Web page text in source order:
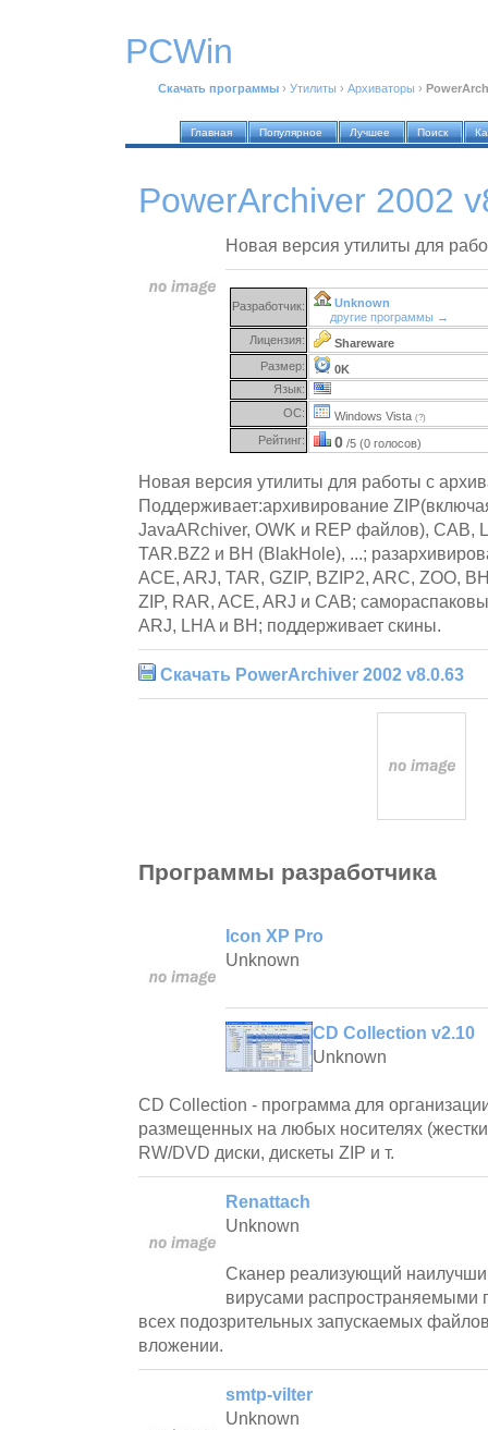
PCWin
Скачать программы › Утилиты › Архиваторы ›
Главная Популярное Лучшее Поиск
PowerArchiver 2002
Новая версия утилиты для
Разработчик:
Unknown
другие программы →
Лицензия:
Shareware
Размер:
0K
Язык:
ОС:
Windows Vista (?)
Рейтинг: 0 /5 (0 голосов)
Новая версия утилиты для работы с
Поддерживает:архивирование
JavaARchiver, OWK и REP файлов), CAB,
TAR.BZ2 и BH (BlakHole), ...;
ACE, ARJ, TAR, GZIP, BZIP2, ARC, ZOO,
ZIP, RAR, ACE, ARJ и CAB;
ARJ, LHA и BH; поддерживает скины.
Скачать PowerArchiver 2002 v8.0.63
Программы разработчика
Icon XP Pro
Unknown
CD Collection v2.10
Unknown
CD Collection - программа для
размещенных на любых носителях
RW/DVD диски, дискеты ZIP и т.
Renattach
Unknown
Сканер реализующий
вирусами распространяемыми
всех подозрительных запускаемых
вложении.
smtp-vilter
Unknown